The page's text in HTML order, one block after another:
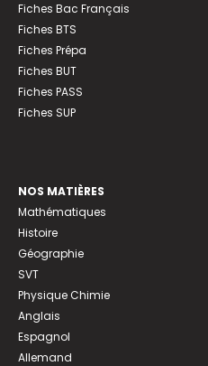
Fiches Bac Français
Fiches BTS
Fiches Prépa
Fiches BUT
Fiches PASS
Fiches SUP
NOS MATIÈRES
Mathématiques
Histoire
Géographie
SVT
Physique Chimie
Anglais
Espagnol
Allemand